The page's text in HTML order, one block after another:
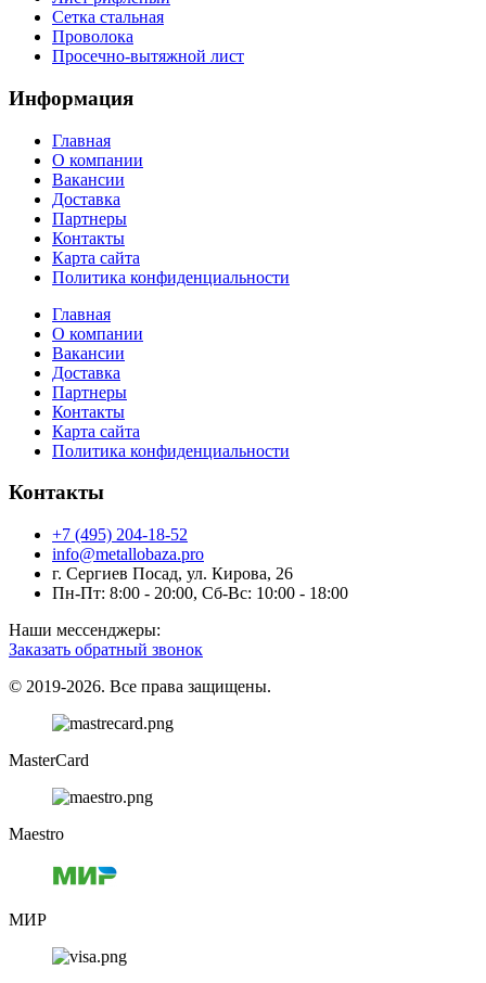
Сетка стальная
Проволока
Просечно-вытяжной лист
Информация
Главная
О компании
Вакансии
Доставка
Партнеры
Контакты
Карта сайта
Политика конфиденциальности
Главная
О компании
Вакансии
Доставка
Партнеры
Контакты
Карта сайта
Политика конфиденциальности
Контакты
+7 (495) 204-18-52
info@metallobaza.pro
г. Сергиев Посад, ул. Кирова, 26
Пн-Пт: 8:00 - 20:00, Сб-Вс: 10:00 - 18:00
Наши мессенджеры:
Заказать обратный звонок
© 2019-2026. Все права защищены.
MasterCard
Maestro
МИР